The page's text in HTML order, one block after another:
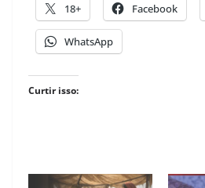
18+ Facebook
WhatsApp
Curtir isso: